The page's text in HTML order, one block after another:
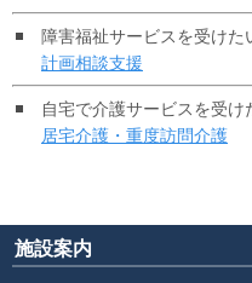
Topics
更新情報
採用情報
障害福祉サービスを受けた
計画相談支援
自宅で介護サービスを受け
居宅介護・重度訪問介護
施設案内